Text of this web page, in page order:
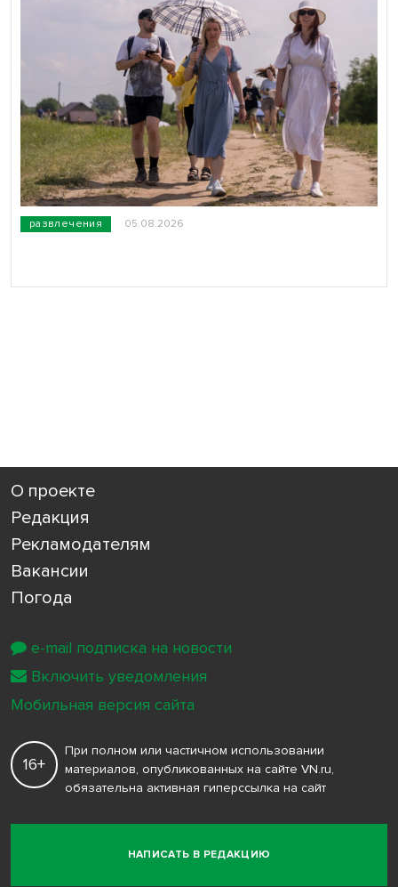
развлечения 05.08.2026
О проекте
Редакция
Рекламодателям
Вакансии
Погода
НАПИСАТЬ В РЕДАКЦИЮ
16+
При полном или частичном использовании
материалов, опубликованных на сайте VN.ru,
обязательна активная гиперссылка на сайт
e-mail подписка на новости
Включить уведомления
Мобильная версия сайта